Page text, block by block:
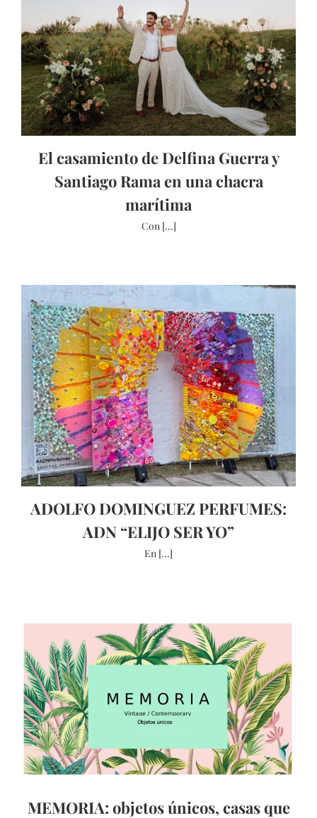
El casamiento de Delfina Guerra y
Santiago Rama en una chacra
marítima
Con [...]
ADOLFO DOMINGUEZ PERFUMES:
ADN “ELIJO SER YO”
En [...]
MEMORIA: objetos únicos, casas que